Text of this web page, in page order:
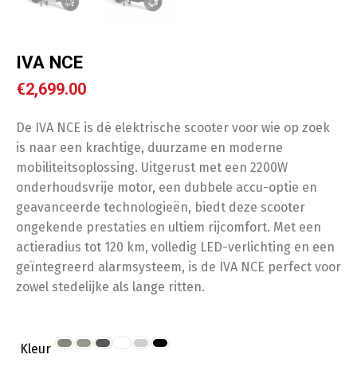
IVA NCE
€2,699.00
De IVA NCE is dé elektrische scooter voor wie op zoek
is naar een krachtige, duurzame en moderne
mobiliteitsoplossing. Uitgerust met een 2200W
onderhoudsvrije motor, een dubbele accu-optie en
geavanceerde technologieën, biedt deze scooter
ongekende prestaties en ultiem rijcomfort. Met een
actieradius tot 120 km, volledig LED-verlichting en een
geïntegreerd alarmsysteem, is de IVA NCE perfect voor
zowel stedelijke als lange ritten.
Kleur